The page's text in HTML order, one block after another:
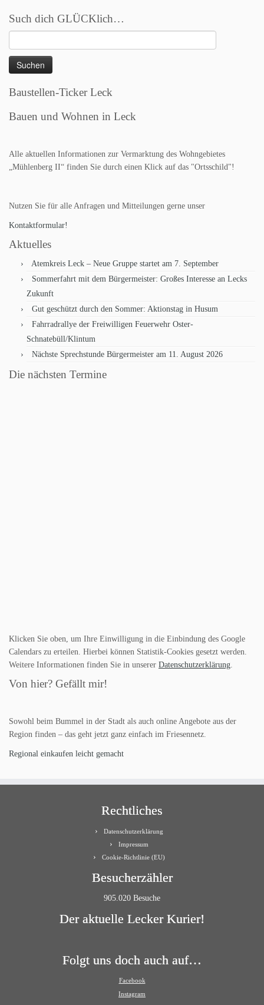
Such dich GLÜCKlich…
nach:
Baustellen-Ticker Leck
Bauen und Wohnen in Leck
Alle aktuellen Informationen zur Vermarktung des Wohngebietes
„Mühlenberg II“ finden Sie durch einen Klick auf das "Ortsschild"!
Nutzen Sie für alle Anfragen und Mitteilungen gerne unser
Kontaktformular!
Aktuelles
Atemkreis Leck – Neue Gruppe startet am 7. September
Sommerfahrt mit dem Bürgermeister: Großes Interesse an Lecks
Zukunft
Gut geschützt durch den Sommer: Aktionstag in Husum
Fahrradrallye der Freiwilligen Feuerwehr Oster-
Schnatebüll/Klintum
Nächste Sprechstunde Bürgermeister am 11. August 2026
Die nächsten Termine
Klicken Sie oben, um Ihre Einwilligung in die Einbindung des Google
Calendars zu erteilen. Hierbei können Statistik-Cookies gesetzt werden.
Weitere Informationen finden Sie in unserer Datenschutzerklärung.
Von hier? Gefällt mir!
Sowohl beim Bummel in der Stadt als auch online Angebote aus der
Region finden – das geht jetzt ganz einfach im Friesennetz.
Regional einkaufen leicht gemacht
Rechtliches
Datenschutzerklärung
Impressum
Cookie-Richtlinie (EU)
Besucherzähler
905.020 Besuche
Der aktuelle Lecker Kurier!
Folgt uns doch auch auf…
Facebook
Instagram